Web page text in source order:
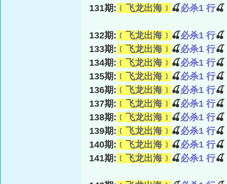
131期: ﹝飞龙出海﹞ 🍒必杀1 行🍒
132期: ﹝飞龙出海﹞ 🍒必杀1 行🍒
133期: ﹝飞龙出海﹞ 🍒必杀1 行🍒
134期: ﹝飞龙出海﹞ 🍒必杀1 行🍒
135期: ﹝飞龙出海﹞ 🍒必杀1 行🍒
136期: ﹝飞龙出海﹞ 🍒必杀1 行🍒
137期: ﹝飞龙出海﹞ 🍒必杀1 行🍒
138期: ﹝飞龙出海﹞ 🍒必杀1 行🍒
139期: ﹝飞龙出海﹞ 🍒必杀1 行🍒
140期: ﹝飞龙出海﹞ 🍒必杀1 行🍒
141期: ﹝飞龙出海﹞ 🍒必杀1 行🍒